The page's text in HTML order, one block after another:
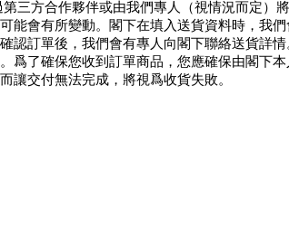
三方合作夥伴或由我們專人（視情況而定）
能會有所變動。閣下在填入送貨資料時，我
認訂單後，我們會有專人向閣下聯絡送貨詳
爲了確保您收到訂單商品，您應確保由閣下
讓交付無法完成，將視爲收貨失敗。